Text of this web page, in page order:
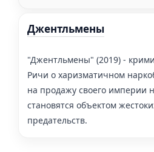
Джентльмены
"Джентльмены" (2019) -
Ричи о харизматичном
на продажу своего империи
становятся объектом
предательств.